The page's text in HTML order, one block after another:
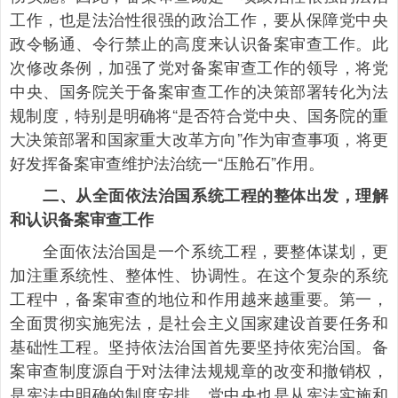
工作，也是法治性很强的政治工作，要从保障党中央
政令畅通、令行禁止的高度来认识备案审查工作。此
次修改条例，加强了党对备案审查工作的领导，将党
中央、国务院关于备案审查工作的决策部署转化为法
规制度，特别是明确将“是否符合党中央、国务院的重
大决策部署和国家重大改革方向”作为审查事项，将更
好发挥备案审查维护法治统一“压舱石”作用。
二、从全面依法治国系统工程的整体出发，理解
和认识备案审查工作
全面依法治国是一个系统工程，要整体谋划，更
加注重系统性、整体性、协调性。在这个复杂的系统
工程中，备案审查的地位和作用越来越重要。第一，
全面贯彻实施宪法，是社会主义国家建设首要任务和
基础性工程。坚持依法治国首先要坚持依宪治国。备
案审查制度源自于对法律法规规章的改变和撤销权，